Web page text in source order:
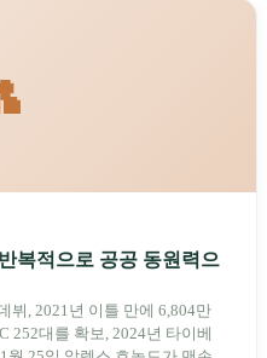
복적으로 공공 동원력으
뷔, 2021년 이틀 만에 6,804만
252대를 확보, 2024년 타이베